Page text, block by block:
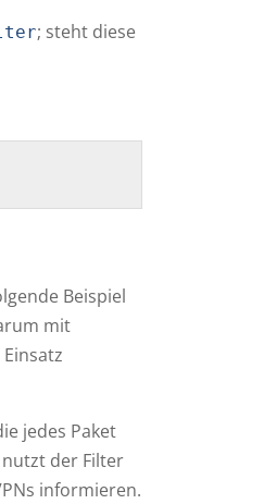
; steht diese
Beispiel
mit
jedes Paket
der Filter
informieren.